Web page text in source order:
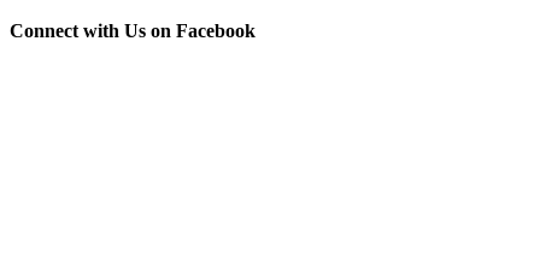
Connect with Us on Facebook